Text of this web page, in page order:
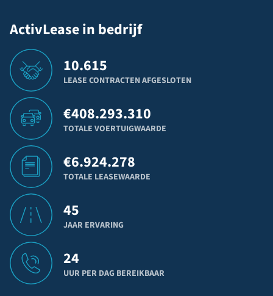
ActivLease in bedrijf
10.615
LEASE CONTRACTEN AFGESLOTEN
€408.293.310
TOTALE VOERTUIGWAARDE
€6.924.278
TOTALE LEASEWAARDE
45
JAAR ERVARING
24
UUR PER DAG BEREIKBAAR